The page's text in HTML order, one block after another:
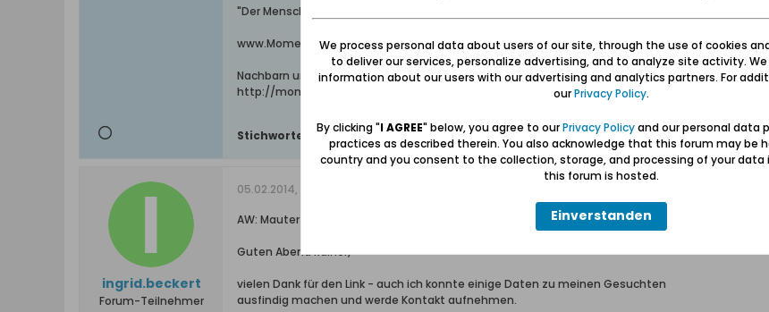
"Der Mensch lebt, so lange man sich seiner erinnert!" - Afrikanisches Sprichwort
www.Momente-im-Werder.net --- Adressbücher, Literatur, Werkzeugkasten und Momente im
Nachbarn und Hofbesitzer in Groß und Klein Zünder vom 17. bis 20. Jahrhundert:
http://momente-im-werder.net/01_Offen/31_Gross-Zuender/Nachbarn-GrZ-KlZ/index.htm
Stichworte: elbing,elbinger niederung,mauter,stuba ,zeyer
ingrid.beckert
Forum-Teilnehmer
05.02.2014, 20:21
AW: Mauter - Datenbank Kreis Elbing
Guten Abend Rainer,
vielen Dank für den Link - auch ich konnte einige Daten zu meinen Gesuchten
ausfindig machen und werde Kontakt aufnehmen.
We process personal data about users of our site, through the use of cookies
to deliver our services, personalize advertising, and to analyze site activity.
information about our users with our advertising and analytics partners. For
ourPrivacy Policy.
By clicking "I AGREE" below, you agree to ourPrivacy Policyand our personal data
practices as described therein. You also acknowledge that this forum may be
country and you consent to the collection, storage, and processing of your data
this forum is hosted.
Einverstanden